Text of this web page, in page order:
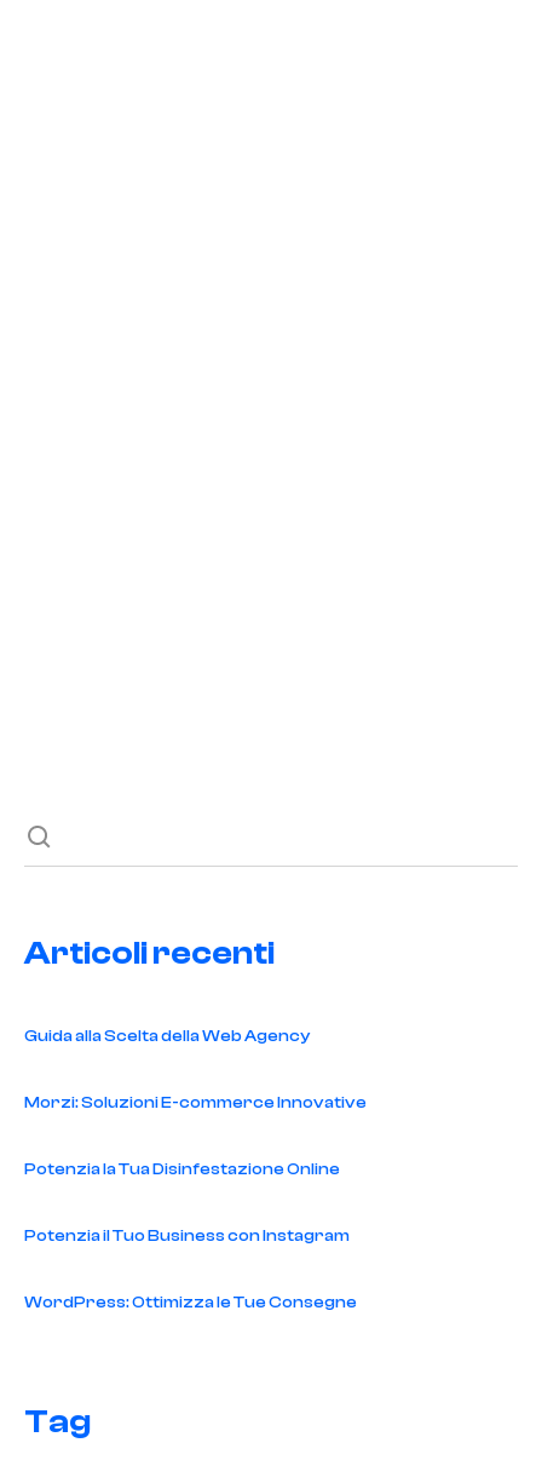
Articoli recenti
Guida alla Scelta della Web Agency
Morzi: Soluzioni E-commerce Innovative
Potenzia la Tua Disinfestazione Online
Potenzia il Tuo Business con Instagram
WordPress: Ottimizza le Tue Consegne
Tag